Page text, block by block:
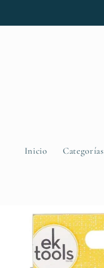
Inicio Categorías